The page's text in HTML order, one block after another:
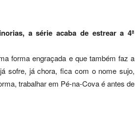
a série acaba de estrear a 4ª
forma engraçada e que também faz a
sofre, já chora, fica com o nome sujo,
trabalhar em Pé-na-Cova é antes de